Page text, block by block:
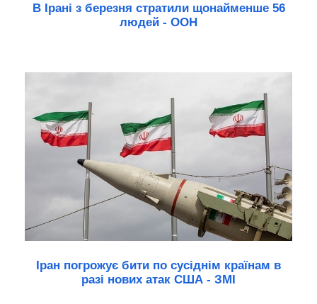
В Ірані з березня стратили щонайменше 56
людей - ООН
Іран погрожує бити по сусіднім країнам в
разі нових атак США - ЗМІ